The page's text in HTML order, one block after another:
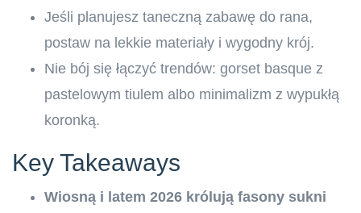
Jeśli planujesz taneczną zabawę do rana,
postaw na lekkie materiały i wygodny krój.
Nie bój się łączyć trendów: gorset basque z
pastelowym tiulem albo minimalizm z wypukłą
koronką.
Key Takeaways
Wiosną i latem 2026 królują fasony sukni